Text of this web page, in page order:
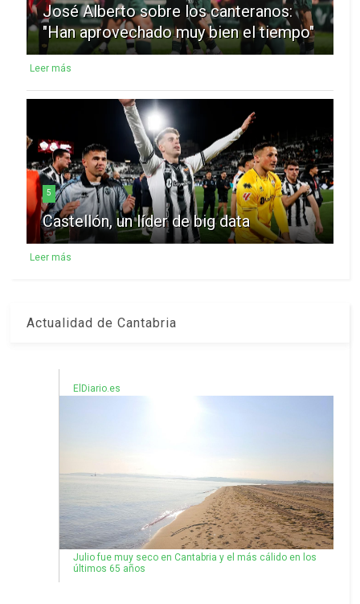
José Alberto sobre los canteranos:
"Han aprovechado muy bien el tiempo"
Leer más
5
Castellón, un líder de big data
Leer más
Actualidad de Cantabria
ElDiario.es
Julio fue muy seco en Cantabria y el más cálido en los
últimos 65 años